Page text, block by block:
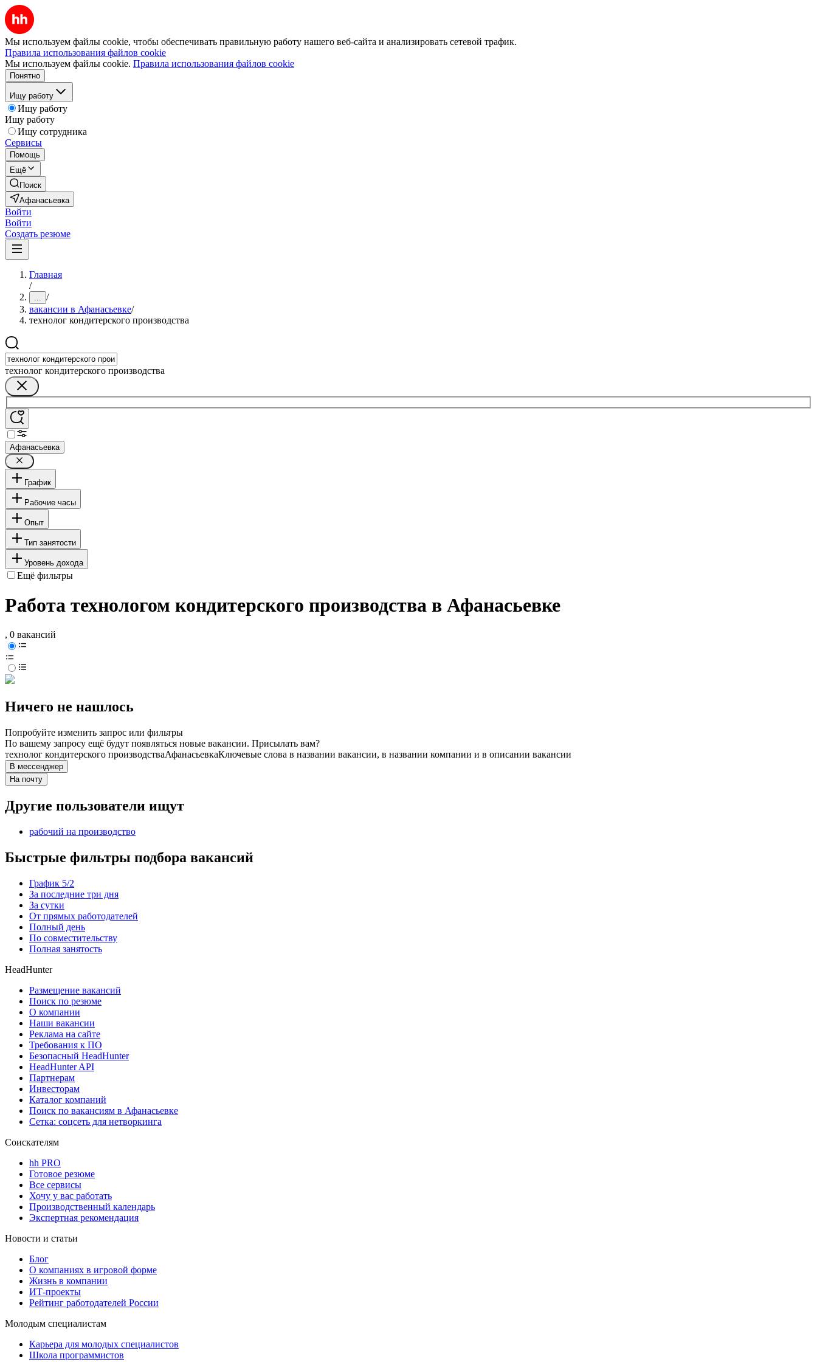
Мы используем файлы cookie, чтобы обеспечивать правильную работу нашего веб-сайта и анализировать сетевой трафик.
Правила использования файлов cookie
Мы используем файлы cookie. Правила использования файлов cookie
Понятно
Ищу работу
Ищу работу
Ищу работу
Ищу сотрудника
Сервисы
Помощь
Ещё
Поиск
Афанасьевка
Войти
Войти
Создать резюме
Главная
/
... /
вакансии в Афанасьевке/
технолог кондитерского производства
технолог кондитерского производства
Афанасьевка
График
Рабочие часы
Опыт
Тип занятости
Уровень дохода
Ещё фильтры
Работа технологом кондитерского производства в Афанасьевке
, 0 вакансий
Ничего не нашлось
Попробуйте изменить запрос или фильтры
По вашему запросу ещё будут появляться новые вакансии. Присылать вам?
технолог кондитерского производстваАфанасьевкаКлючевые слова в названии вакансии, в названии компании и в описании вакансии
В мессенджер
На почту
Другие пользователи ищут
рабочий на производство
Быстрые фильтры подбора вакансий
График 5/2
За последние три дня
За сутки
От прямых работодателей
Полный день
По совместительству
Полная занятость
HeadHunter
Размещение вакансий
Поиск по резюме
О компании
Наши вакансии
Реклама на сайте
Требования к ПО
Безопасный HeadHunter
HeadHunter API
Партнерам
Инвесторам
Каталог компаний
Поиск по вакансиям в Афанасьевке
Сетка: соцсеть для нетворкинга
Соискателям
hh PRO
Готовое резюме
Все сервисы
Хочу у вас работать
Производственный календарь
Экспертная рекомендация
Новости и статьи
Блог
О компаниях в игровой форме
Жизнь в компании
ИТ-проекты
Рейтинг работодателей России
Молодым специалистам
Карьера для молодых специалистов
Школа программистов